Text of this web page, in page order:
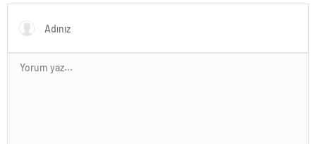
olarak değerlendirdi